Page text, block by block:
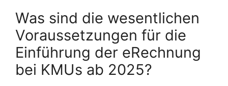
Was sind die wesentlichen
Voraussetzungen für die
Einführung der eRechnung
bei KMUs ab 2025?